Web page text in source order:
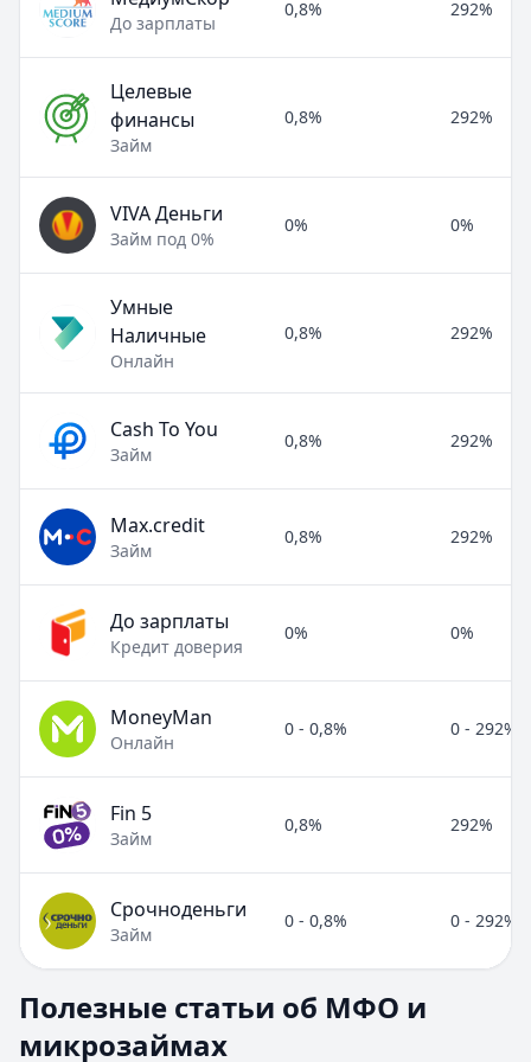
До зарплаты
0,8% 292%
Целевые
финансы
Займ
0,8% 292%
VIVA Деньги
Займ под 0%
0% 0%
Умные
Наличные
Онлайн
0,8% 292%
Cash To You
Займ
0,8% 292%
Max.credit
Займ
0,8% 292%
До зарплаты
Кредит доверия
0% 0%
MoneyMan
Онлайн
0 - 0,8% 0 - 292%
Fin 5
Займ
0,8% 292%
Срочноденьги
Займ
0 - 0,8% 0 - 292%
Раздел:МФО и микрозаймы. Всего статей: 8.
Займ под расписку
Полезные статьи об МФО и
микрозаймах